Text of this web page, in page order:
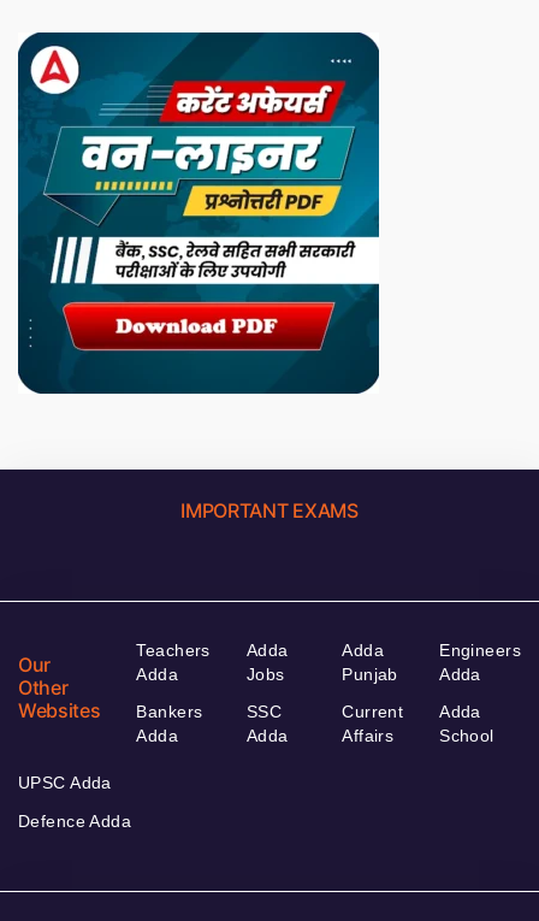
IMPORTANT EXAMS
Our
Other
Websites
Teachers
Adda
Bankers
Adda
Adda
Jobs
SSC
Adda
Adda
Punjab
Current
Affairs
Engineers
Adda
Adda
School
UPSC Adda
Defence Adda